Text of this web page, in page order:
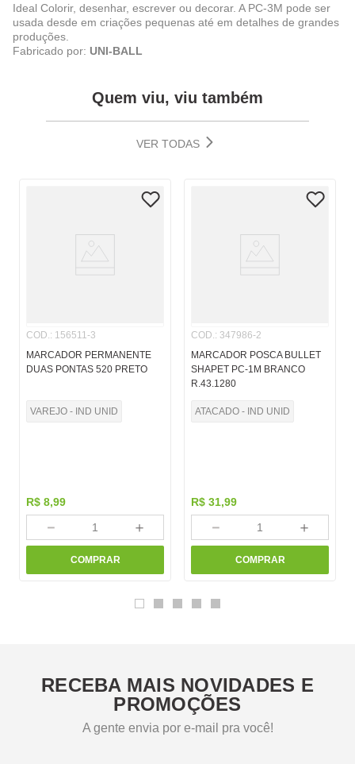
Ideal Colorir, desenhar, escrever ou decorar. A PC-3M pode ser
usada desde em criações pequenas até em detalhes de grandes
produções.
Fabricado por: UNI-BALL
Quem viu, viu também
VER TODAS
COD. : 156511-3
MARCADOR PERMANENTE
DUAS PONTAS 520 PRETO
VAREJO - IND UNID
R$ 8,99
＋
－
COMPRAR
COD. : 347986-2
MARCADOR POSCA BULLET
SHAPET PC-1M BRANCO
R.43.1280
ATACADO - IND UNID
R$ 31,99
＋
－
COMPRAR
RECEBA MAIS NOVIDADES E
PROMOÇÕES
A gente envia por e-mail pra você!